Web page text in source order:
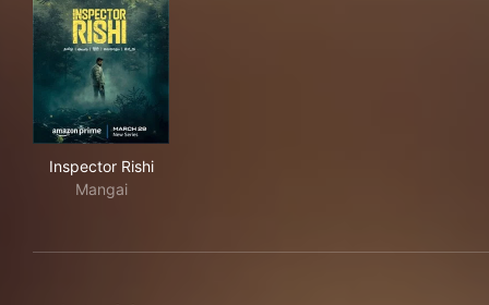
Inspector Rishi
Mangai